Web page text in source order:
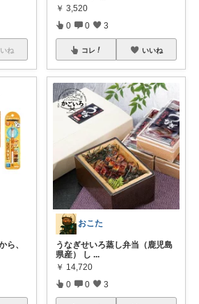
ね
ら、
￥ 3,520
0 0 3
コレ いいね
おこた
うなぎせいろ蒸し弁当（鹿児島
県産） し ...
￥ 14,720
0 0 3